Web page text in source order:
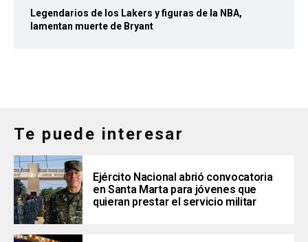
Legendarios de los Lakers y figuras de la NBA,
lamentan muerte de Bryant
Te puede interesar
Ejército Nacional abrió convocatoria
en Santa Marta para jóvenes que
quieran prestar el servicio militar